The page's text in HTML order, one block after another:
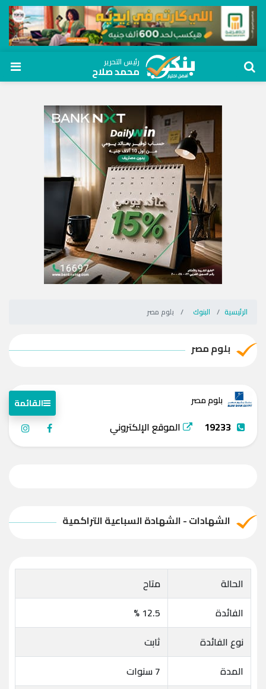
رئيس التحرير
محمد صلاح
الرئيسية البنوك بلوم مصر
بلوم مصر
بلوم مصر القائمة
19233 الموقع الإلكتروني
الشهادات - الشهادة السباعية التراكمية
الحالة
متاح
الفائدة
12.5 %
نوع الفائدة
ثابت
المدة
7 سنوات